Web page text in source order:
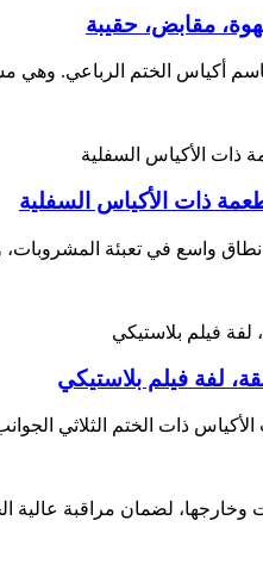
مقابض، حقيبة
أكياس الختم الرباعي. وهي
ذات الأكياس السفلية
واسع في تعبئة
لفة فيلم بلاستيكي
الأكياس ذات الختم الثلاثي